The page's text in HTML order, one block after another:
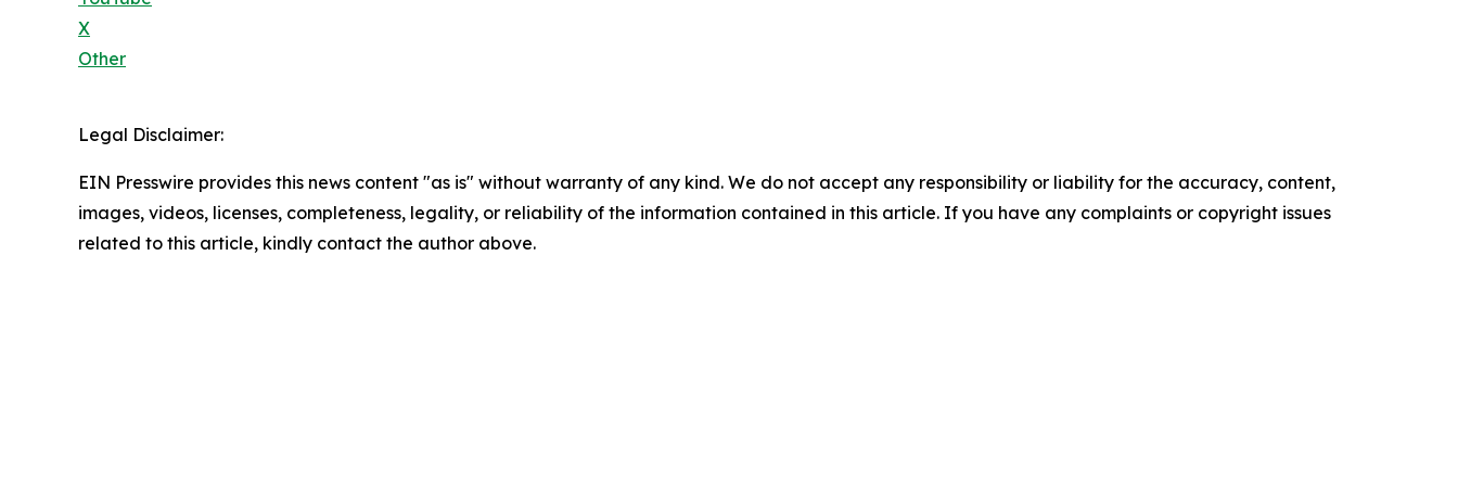
X
Other
Legal Disclaimer:
EIN Presswire provides this news content "as is" without warranty of any kind. We do not accept any responsibility or liability for the accuracy, content,
images, videos, licenses, completeness, legality, or reliability of the information contained in this article. If you have any complaints or copyright issues
related to this article, kindly contact the author above.